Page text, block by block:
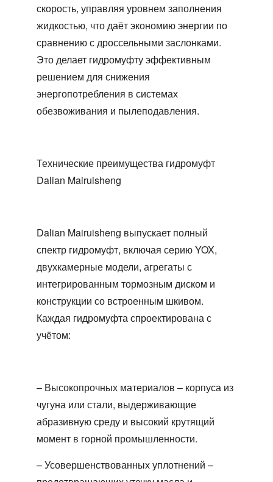
скорость, управляя уровнем заполнения
жидкостью, что даёт экономию энергии по
сравнению с дроссельными заслонками.
Это делает гидромуфту эффективным
решением для снижения
энергопотребления в системах
обезвоживания и пылеподавления.
Технические преимущества гидромуфт
Dalian Mairuisheng
Dalian Mairuisheng выпускает полный
спектр гидромуфт, включая серию YOX,
двухкамерные модели, агрегаты с
интегрированным тормозным диском и
конструкции со встроенным шкивом.
Каждая гидромуфта спроектирована с
учётом:
– Высокопрочных материалов – корпуса из
чугуна или стали, выдерживающие
абразивную среду и высокий крутящий
момент в горной промышленности.
– Усовершенствованных уплотнений –